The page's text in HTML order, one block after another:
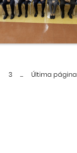
3 ... Última página